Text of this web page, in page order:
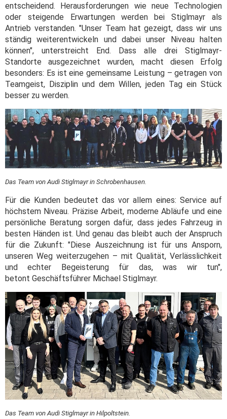
entscheidend. Herausforderungen wie neue Technologien
oder steigende Erwartungen werden bei Stiglmayr als
Antrieb verstanden. "Unser Team hat gezeigt, dass wir uns
ständig weiterentwickeln und dabei unser Niveau halten
können", unterstreicht End. Dass alle drei Stiglmayr-
Standorte ausgezeichnet wurden, macht diesen Erfolg
besonders: Es ist eine gemeinsame Leistung – getragen von
Teamgeist, Disziplin und dem Willen, jeden Tag ein Stück
besser zu werden.
Das Team von Audi Stiglmayr in Schrobenhausen.
Für die Kunden bedeutet das vor allem eines: Service auf
höchstem Niveau. Präzise Arbeit, moderne Abläufe und eine
persönliche Beratung sorgen dafür, dass jedes Fahrzeug in
besten Händen ist. Und genau das bleibt auch der Anspruch
für die Zukunft: "Diese Auszeichnung ist für uns Ansporn,
unseren Weg weiterzugehen – mit Qualität, Verlässlichkeit
und echter Begeisterung für das, was wir tun",
betont Geschäftsführer Michael Stiglmayr.
Das Team von Audi Stiglmayr in Hilpoltstein.